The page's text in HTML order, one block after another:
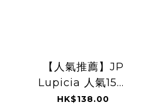
【人氣推薦】JP
Lupicia 人氣15款
茶包套裝 1267
HK$138.00